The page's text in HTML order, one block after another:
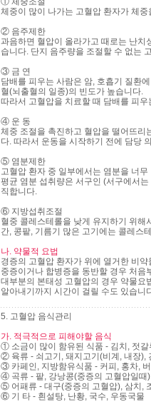
체중이 많이 나가는 고혈압 환자가 체
② 음주제한
과음하면 혈압이 올라가고 때로는 난치
습니다. 단지 음주량을 조절할 수 없는
③ 금 연
담배를 피우는 사람은 암, 호흡기 질환
혈(뇌출혈의 일종)의 빈도가 높습니다.
따라서 고혈압을 치료할 때 담배를 피
④ 운 동
체중 조절을 촉진하고 혈압을 떨어뜨리
다. 따라서 운동을 시작하기 전에 담당
⑤ 염분제한
고혈압 환자 중 일부에서는 염분을 너
평균 염분 섭취량은 서구인 (서구에서
직합니다.
⑥ 지방섭취조절
혈중 콜레스테롤을 낮게 유지하기 위
간, 콩팥, 기름기 많은 고기에는 콜레스
나. 약물적 요법
경증의 고혈압 환자가 위에 열거한 비
중증이거나 합병증을 동반할 경우 처
대부분의 본태성 고혈압의 경우 약물요
알아내기까지 시간이 걸릴 수도 있습니
5. 고혈압 음식관리
가. 적극적으로 피해야할 음식
① 소금이 많이 함유된 식품 - 김치, 젓
② 육류 - 쇠고기, 돼지고기(비계, 내장),
③ 카페인, 지방함유식품 - 커피, 홍차,
④ 곡류 - 팥, 강낭콩(중증의 고혈압일때
⑤ 어패류 - 대구(중증의 고혈압), 삼치,
⑥ 기 타 - 흰설탕, 난황, 국수, 우동국물